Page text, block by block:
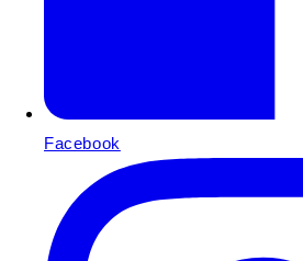
Facebook